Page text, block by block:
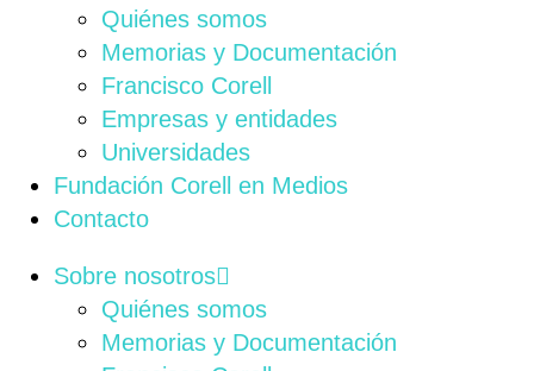
Quiénes somos
Memorias y Documentación
Francisco Corell
Empresas y entidades
Universidades
Fundación Corell en Medios
Contacto
Sobre nosotros
Quiénes somos
Memorias y Documentación